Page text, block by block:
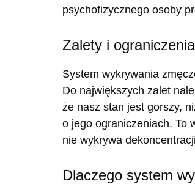
psychofizycznego osoby
Zalety i
System wykrywania
Do największych zalet
że nasz stan jest gorszy,
o jego ograniczeniach. To
nie wykrywa
Dlaczego system